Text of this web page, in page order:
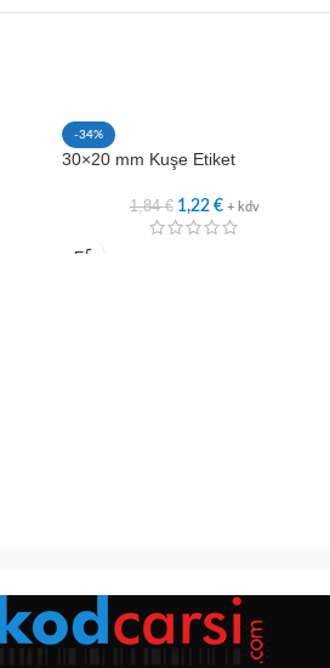
-34%
30×20 mm Kuşe Etiket
1,84€ 1,22 € + kdv